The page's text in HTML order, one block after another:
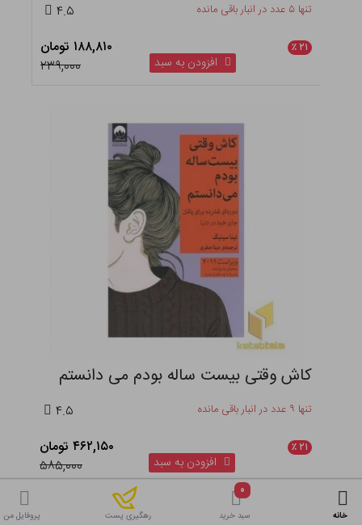
تنها ۵ عدد در انبار باقی مانده ۴.۵
۲۱ ٪
۱۸۸,۸۱۰ تومان
۲۳۹,۰۰۰
افزودن به سبد
کاش وقتی بیست ساله بودم می دانستم
تنها ۹ عدد در انبار باقی مانده ۴.۵
۲۱ ٪
۴۶۲,۱۵۰ تومان
۵۸۵,۰۰۰
افزودن به سبد
خانه
۰
سبد خرید رهگیری پست پروفایل من